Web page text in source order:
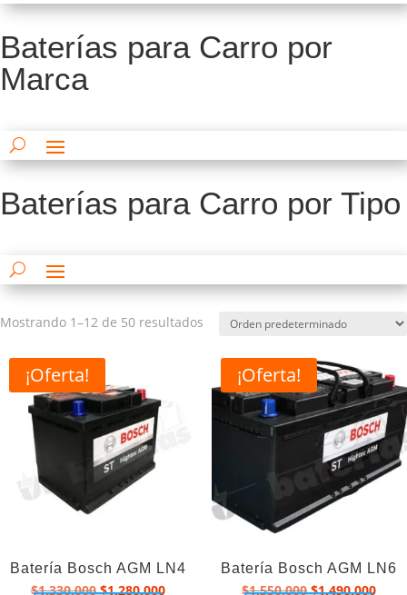
Baterías para Carro por
Marca
Baterías para Carro por Tipo
Mostrando 1–12 de 50 resultados
¡Oferta!
Batería Bosch AGM LN4
$1.330.000El
$1.280.000El
¡Oferta!
Batería Bosch AGM LN6
$1.550.000El
$1.490.000El